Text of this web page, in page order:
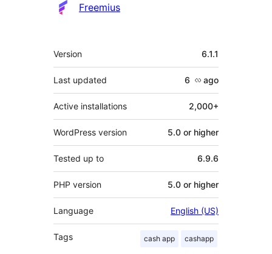
Freemius
Meta
Version 6.1.1
Last updated 6 လ ago
Active installations 2,000+
WordPress version 5.0 or higher
Tested up to 6.9.6
PHP version 5.0 or higher
Language English (US)
Tags cash app cashapp